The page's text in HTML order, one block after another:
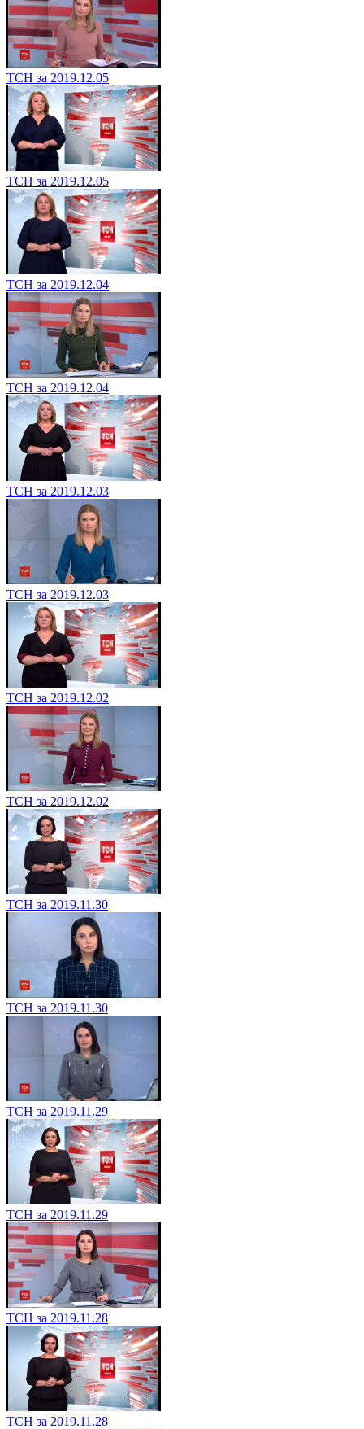
ТСН за 2019.12.05
ТСН за 2019.12.05
ТСН за 2019.12.04
ТСН за 2019.12.04
ТСН за 2019.12.03
ТСН за 2019.12.03
ТСН за 2019.12.02
ТСН за 2019.12.02
ТСН за 2019.11.30
ТСН за 2019.11.30
ТСН за 2019.11.29
ТСН за 2019.11.29
ТСН за 2019.11.28
ТСН за 2019.11.28